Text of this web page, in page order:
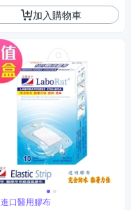
加入購物車
口醫用膠布